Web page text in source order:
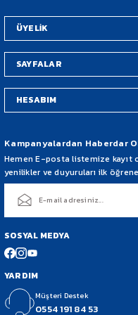
Bu ürüne benzer farklı
ÜYELİK
SAYFALAR
HESABIM
Kampanyalardan Haberdar
Hemen E-posta listemize kayıt
yenilikler ve duyuruları ilk
SOSYAL MEDYA
YARDIM
Müşteri Destek
0554 191 84 53